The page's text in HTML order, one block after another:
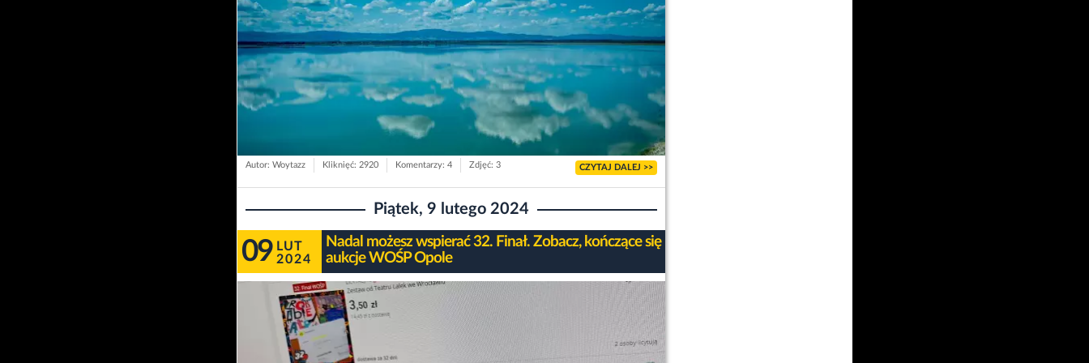
Autor: Woytazz Kliknięć: 2920 Komentarzy: 4 Zdjęć: 3 CZYTAJ DALEJ >>
Piątek, 9 lutego 2024
09 LUT
2024
Nadal możesz wspierać 32. Finał. Zobacz, kończące się
aukcje WOŚP Opole